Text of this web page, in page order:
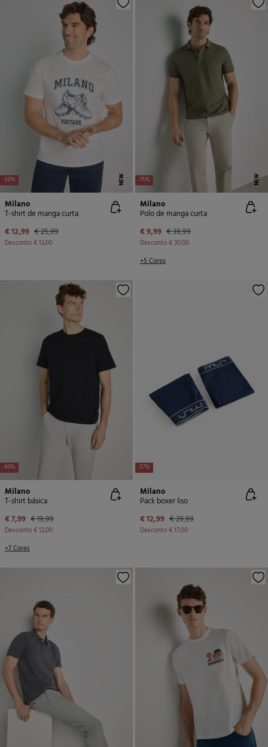
-50% NEW
Milano
T-shirt de manga curta
€ 12,99 € 25,99
Desconto€ 13,00
-75% NEW
Milano
Polo de manga curta
€ 9,99 € 39,99
Desconto€ 30,00
+5 Cores
-60%
Milano
T-shirt básica
€ 7,99 € 19,99
Desconto€ 12,00
+7 Cores
-57%
Milano
Pack boxer liso
€ 12,99 € 29,99
Desconto€ 17,00